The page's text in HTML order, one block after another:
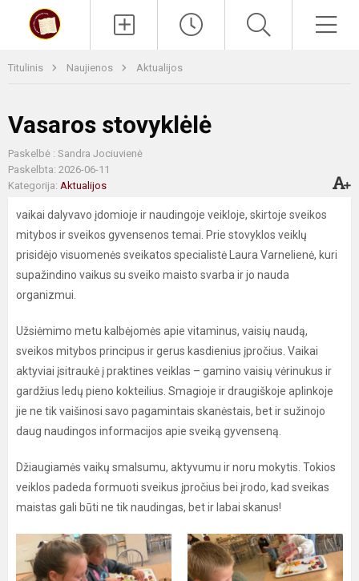
Titulinis Naujienos Aktualijos
Vasaros stovyklėlė
Paskelbė : Sandra Jociuvienė
Paskelbta: 2026-06-11
Kategorija: Aktualijos
vaikai dalyvavo įdomioje ir naudingoje veikloje, skirtoje sveikos
mitybos ir sveikos gyvensenos temai. Prie stovyklos veiklų
prisidėjo visuomenės sveikatos specialistė Laura Varnelienė, kuri
supažindino vaikus su sveiko maisto svarba ir jo nauda
organizmui.
Užsiėmimo metu kalbėjomės apie vitaminus, vaisių naudą,
sveikos mitybos principus ir gerus kasdienius įpročius. Vaikai
aktyviai įsitraukė į praktines veiklas – gamino vaisių vėrinukus ir
gardžius ledų pieno kokteilius. Smagioje ir draugiškoje aplinkoje
jie ne tik vaišinosi savo pagamintais skanėstais, bet ir sužinojo
daug naudingos informacijos apie sveiką gyvenseną.
Džiaugiamės vaikų smalsumu, aktyvumu ir noru mokytis. Tokios
veiklos padeda formuoti sveikus įpročius bei įrodo, kad sveikas
maistas gali būti ne tik naudingas, bet ir labai skanus!